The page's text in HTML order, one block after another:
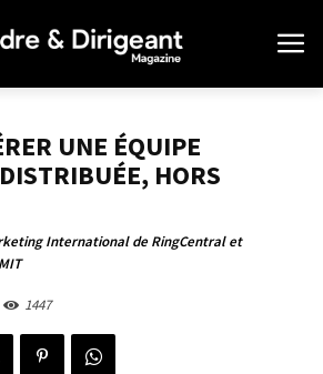
UNE ÉQUIPE
HORS
International de RingCentral et
1447